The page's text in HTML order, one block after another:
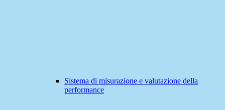
Sistema di misurazione e valutazione della
performance